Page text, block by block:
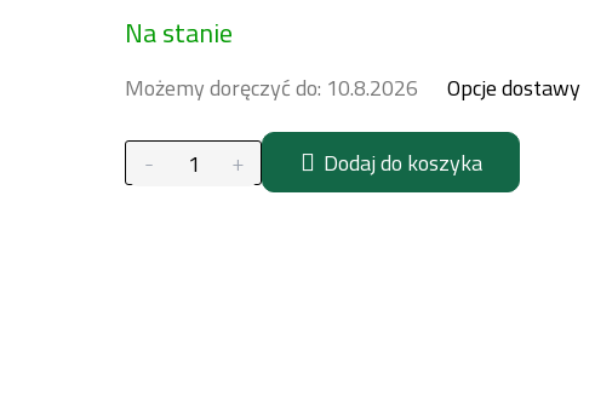
jednostkowa:
Na stanie
Możemy doręczyć do: 10.8.2026 Opcje dostawy
Dodaj do koszyka